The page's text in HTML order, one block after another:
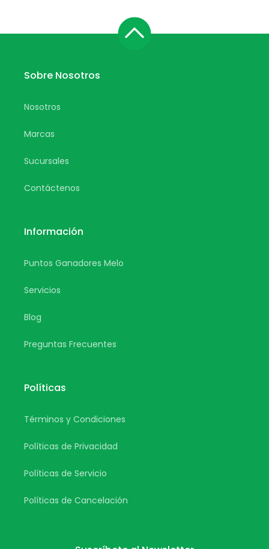
Sobre Nosotros
Nosotros
Marcas
Sucursales
Contáctenos
Información
Puntos Ganadores Melo
Servicios
Blog
Preguntas Frecuentes
Políticas
Términos y Condiciones
Políticas de Privacidad
Políticas de Servicio
Políticas de Cancelación